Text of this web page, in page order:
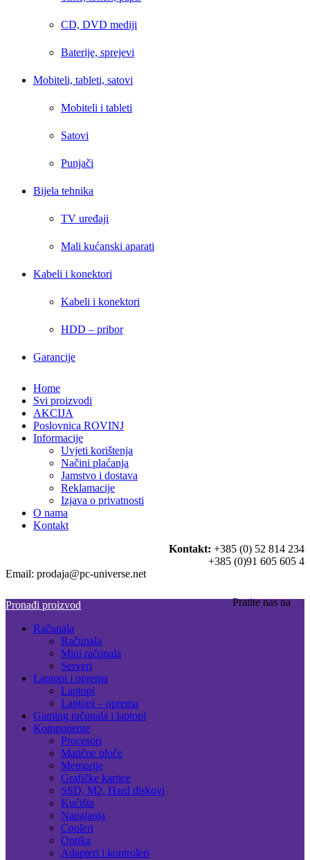
CD, DVD mediji
Baterije, sprejevi
Mobiteli, tableti, satovi
Mobiteli i tableti
Satovi
Punjači
Bijela tehnika
TV uređaji
Mali kućanski aparati
Kabeli i konektori
Kabeli i konektori
HDD – pribor
Garancije
Home
Svi proizvodi
AKCIJA
Poslovnica ROVINJ
Informacije
Uvjeti korištenja
Načini plaćanja
Jamstvo i dostava
Reklamacije
Izjava o privatnosti
O nama
Kontakt
Kontakt: +385 (0) 52 814 234
+385 (0)91 605 605 4
Email: prodaja@pc-universe.net
Pratite nas na
Pronađi proizvod
Računala
Računala
Mini računala
Serveri
Laptopi i oprema
Laptopi
Laptopi – oprema
Gaming računala i laptopi
Komponente
Procesori
Matične ploče
Memorije
Grafičke kartice
SSD, M2, Hard diskovi
Kućišta
Napajanja
Cooleri
Optika
Adapteri i kontroleri